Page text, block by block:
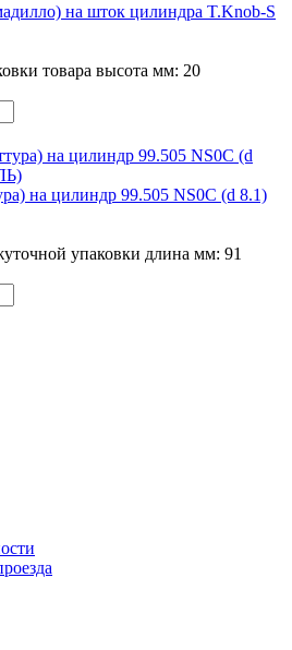
на шток цилиндра T.Knob-S
товара высота мм: 20
на цилиндр 99.505 NS0C (d 8.1)
упаковки длина мм: 91